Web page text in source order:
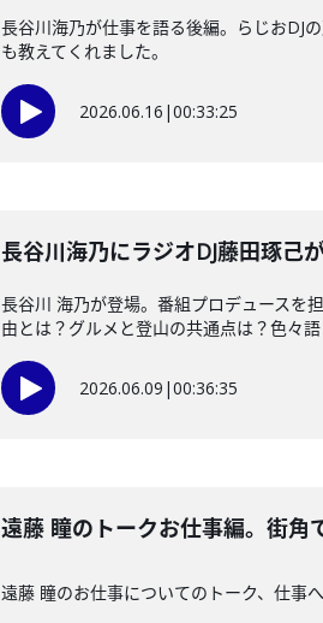
長谷川海乃が仕事を語る後編。らじおDJ
も教えてくれました。
2026.06.16 |00:33:25
長谷川海乃にラジオDJ藤田琢己
長谷川 海乃が登場。番組プロデュースを
由とは？グルメと登山の共通点は？色々語
2026.06.09 |00:36:35
遠藤 瞳のトークお仕事編。街角
遠藤 瞳のお仕事についてのトーク、仕事